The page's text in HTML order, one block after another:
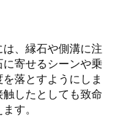
、縁石や側溝に注
寄せるシーンや乗
落とすようにしま
したとしても致命
す。